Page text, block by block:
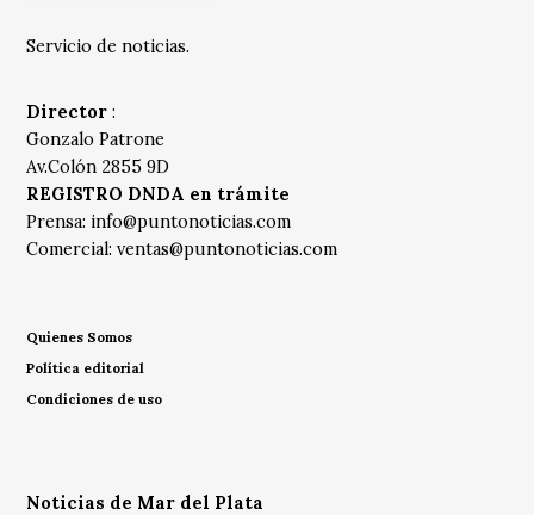
Servicio de noticias.
Director :
Gonzalo Patrone
Av.Colón 2855 9D
REGISTRO DNDA en trámite
Prensa: info@puntonoticias.com
Comercial:ventas@puntonoticias.com
Quienes Somos
Política editorial
Condiciones de uso
Noticias de Mar del Plata